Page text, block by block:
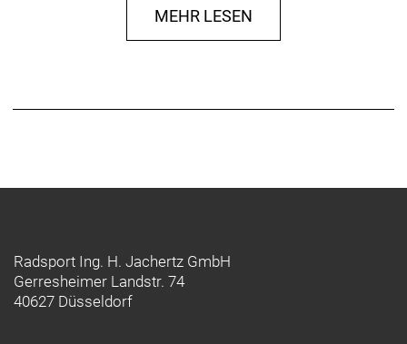
- Verbinde den Computer für ein schnelles und
einfaches Setup und eine beispiellose Integration
Dual-band GPS
Smart navigation
Explore with confidence and navigate on the fly with
MEHR LESEN
Radsport Ing. H. Jachertz GmbH
Gerresheimer Landstr. 74
40627 Düsseldorf